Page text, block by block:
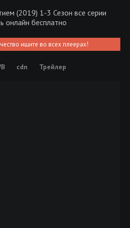
(2019) 1-3 Сезон все серии
онлайн бесплатно
ищите во всех плеерах!
cdn Трейлер